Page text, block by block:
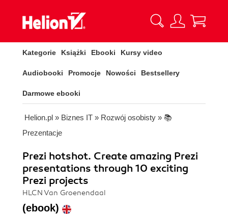
Kategorie Książki Ebooki Kursy video
Audiobooki Promocje Nowości Bestsellery
Darmowe ebooki
Helion.pl » Biznes IT » Rozwój osobisty » 📚
Prezentacje
Prezi hotshot. Create amazing Prezi
presentations through 10 exciting
Prezi projects
HLCN Van Groenendaal
(ebook)